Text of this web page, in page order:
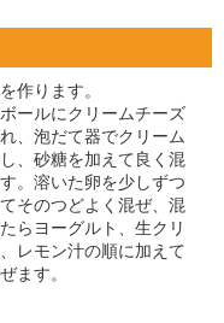
作ります。
ールにクリームチーズ
、泡だて器でクリーム
、砂糖を加えて良く混
。溶いた卵を少しずつ
そのつどよく混ぜ、混
らヨーグルト、生クリ
レモン汁の順に加えて
ます。